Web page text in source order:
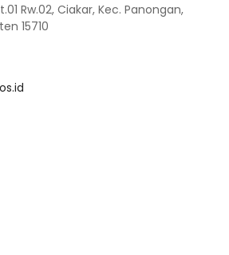
Rw.02, Ciakar, Kec. Panongan,
15710